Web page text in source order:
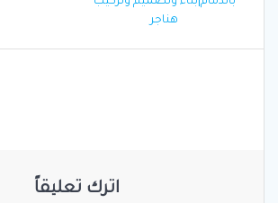
المقالات
هناجر
اترك تعليقاً